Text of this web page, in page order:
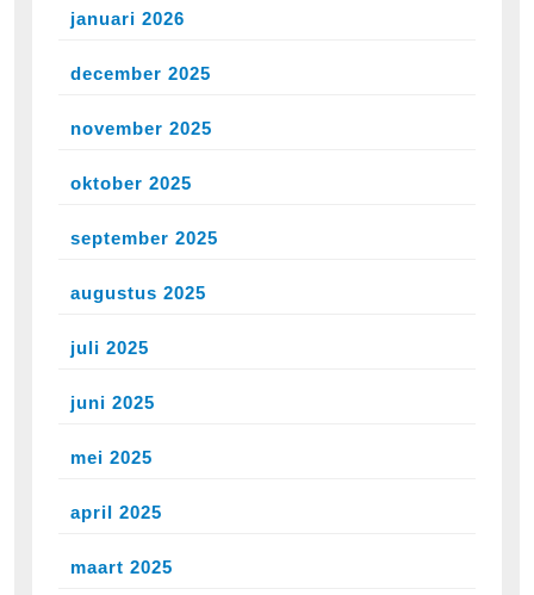
januari 2026
december 2025
november 2025
oktober 2025
september 2025
augustus 2025
juli 2025
juni 2025
mei 2025
april 2025
maart 2025